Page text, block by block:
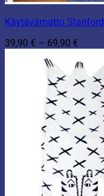
Käytävämatto Stanford
39,90 € – 69,90 €
-
69,90 €